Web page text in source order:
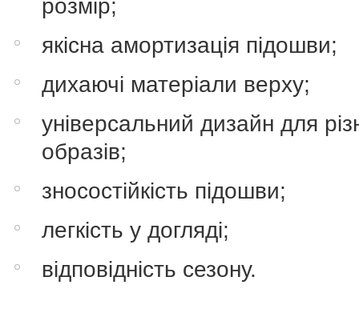
розмір;
якісна амортизація підошви;
дихаючі матеріали верху;
універсальний дизайн для
образів;
зносостійкість підошви;
легкість у догляді;
відповідність сезону.